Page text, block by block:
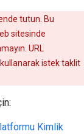
tutun. Bu
sitesinde
URL
istek taklit
Kimlik